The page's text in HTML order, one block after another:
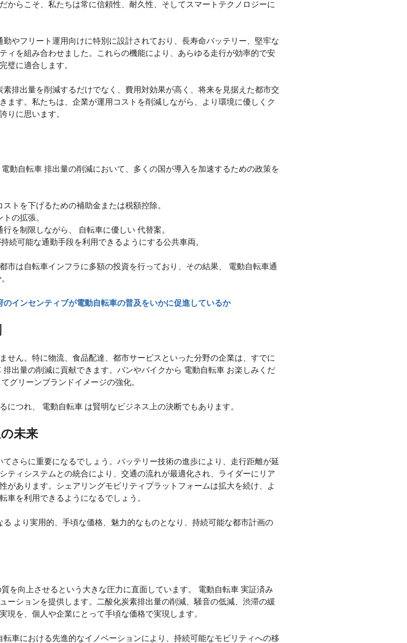
からこそ、私たちは常に信頼性、耐久性、そしてスマートテクノロジーに
勤やフリート運用向けに特別に設計されており、長寿命バッテリー、堅牢な
ィを組み合わせました。これらの機能により、あらゆる走行が効率的で安
璧に適合します。
排出量を削減するだけでなく、費用対効果が高く、将来を見据えた都市交
ます。私たちは、企業が運用コストを削減しながら、より環境に優しくク
りに思います。
動自転車 排出量の削減において、多くの国が導入を加速するための政策を
ストを下げるための補助金または税額控除。
の拡張。
を制限しながら、 自転車に優しい 代替案。
続可能な通勤手段を利用できるようにする公共車両。
市は自転車インフラに多額の投資を行っており、その結果、 電動自転車通
のインセンティブが電動自転車の普及をいかに促進しているか
せん。特に物流、食品配達、都市サービスといった分野の企業は、すでに
出量の削減に貢献できます。バンやバイクから 電動自転車 お楽しみくだ
グリーンブランドイメージの強化。
につれ、 電動自転車 は賢明なビジネス上の決断でもあります。
未来
さらに重要になるでしょう。バッテリー技術の進歩により、走行距離が延
ティシステムとの統合により、交通の流れが最適化され、ライダーにリア
があります。シェアリングモビリティプラットフォームは拡大を続け、よ
車を利用できるようになるでしょう。
より実用的、手頃な価格、魅力的なものとなり、持続可能な都市計画の
を向上させるという大きな圧力に直面しています。 電動自転車 実証済み
ーションを提供します。二酸化炭素排出量の削減、騒音の低減、渋滞の緩
現を、個人や企業にとって手頃な価格で実現します。
転車における先進的なイノベーションにより、持続可能なモビリティへの移